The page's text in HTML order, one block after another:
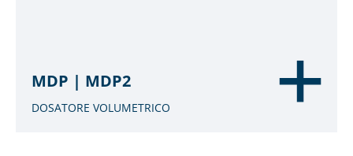
MDP | MDP2
DOSATORE VOLUMETRICO